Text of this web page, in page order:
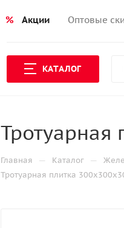
% Акции Оптовые
КАТАЛОГ
Тротуарная
Главная — Каталог —
Тротуарная плитка